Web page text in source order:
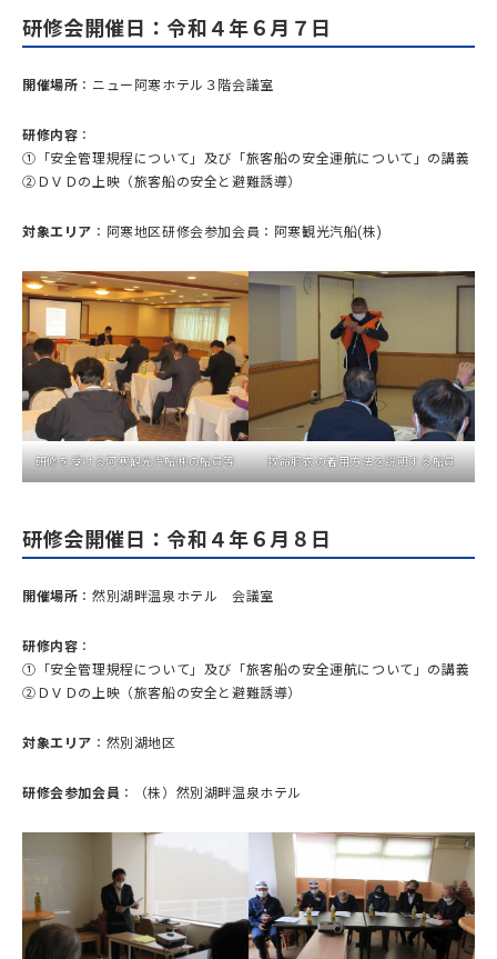
研修会開催日 ：令和４年６月７日
開催場所 ：ニュー阿寒ホテル３階会議室
研修内容 ：
①「安全管理規程について」及び「旅客船の安全運航について」の講義
②ＤＶＤの上映（旅客船の安全と避難誘導）
対象エリア ：阿寒地区研修会参加会員：阿寒観光汽船(株)
研修を受ける阿寒観光汽船㈱の船員等 救命胴衣の着用方法を説明する船員
研修会開催日：令和４年６月８日
開催場所 ：然別湖畔温泉ホテル 会議室
研修内容 ：
①「安全管理規程について」及び「旅客船の安全運航について」の講義
②ＤＶＤの上映（旅客船の安全と避難誘導）
対象エリア ：然別湖地区
研修会参加会員 ：（株）然別湖畔温泉ホテル